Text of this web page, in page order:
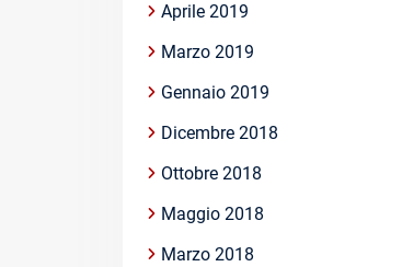
Aprile 2019
Marzo 2019
Gennaio 2019
Dicembre 2018
Ottobre 2018
Maggio 2018
Marzo 2018